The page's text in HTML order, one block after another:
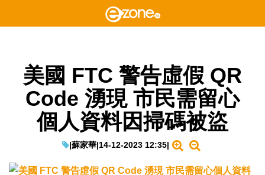
美國 FTC 警告虛假 QR
Code 湧現 市民需留心
個人資料因掃碼被盜
|蘇家華|14-12-2023 12:35|